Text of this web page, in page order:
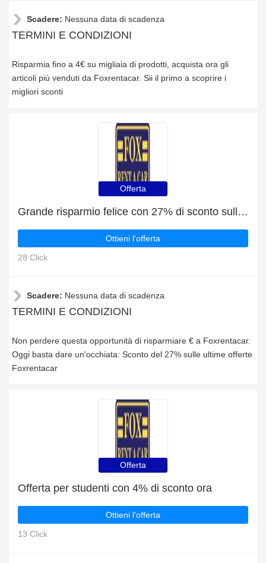
Scadere: Nessuna data di scadenza
TERMINI E CONDIZIONI
Risparmia fino a 4€ su migliaia di prodotti, acquista ora gli
articoli più venduti da Foxrentacar. Sii il primo a scoprire i
migliori sconti
Offerta
Grande risparmio felice con 27% di sconto sulle ultime offerte
Ottieni l'offerta
28 Click
Scadere: Nessuna data di scadenza
TERMINI E CONDIZIONI
Non perdere questa opportunità di risparmiare € a Foxrentacar.
Oggi basta dare un'occhiata: Sconto del 27% sulle ultime offerte
Foxrentacar
Offerta
Offerta per studenti con 4% di sconto ora
Ottieni l'offerta
13 Click